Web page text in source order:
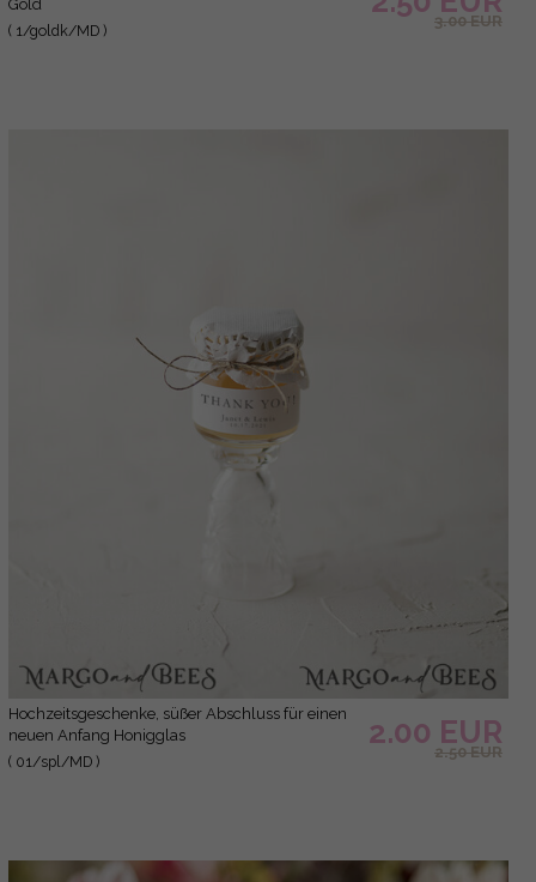
Gold
( 1/goldk/MD )
3.00 EUR
Hochzeitsgeschenke, süßer Abschluss für einen
neuen Anfang Honigglas
( 01/spl/MD )
2.00 EUR
2.50 EUR